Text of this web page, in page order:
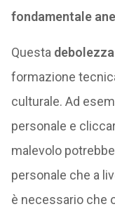
fondamentale
Questa debolezza
formazione
culturale. Ad
personale e
malevolo
personale che a
è necessario che